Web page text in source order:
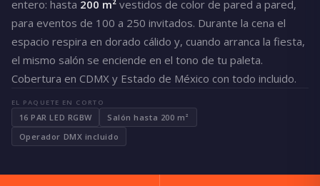
entero: hasta 200 m² vestidos de color de pared a pared,
para eventos de 100 a 250 invitados. Durante la cena el
espacio respira en dorado cálido y, cuando arranca la fiesta,
el mismo salón se enciende en el tono de tu paleta.
Cobertura en CDMX y Estado de México con todo incluido.
EL PAQUETE EN CORTO
16 PAR LED RGBW
Salón hasta 200 m²
Operador DMX incluido